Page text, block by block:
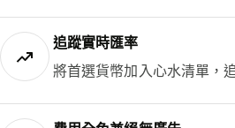
追蹤實時匯率
將首選貨幣加入心水清單，